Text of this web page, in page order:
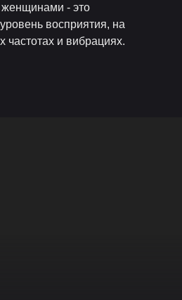
женщинами - это
восприятия, на
частотах и вибрациях.